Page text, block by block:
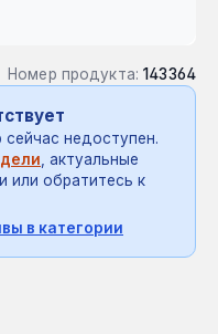
Номер продукта: 143364
недоступен.
, актуальные
или обратитесь к
в категории